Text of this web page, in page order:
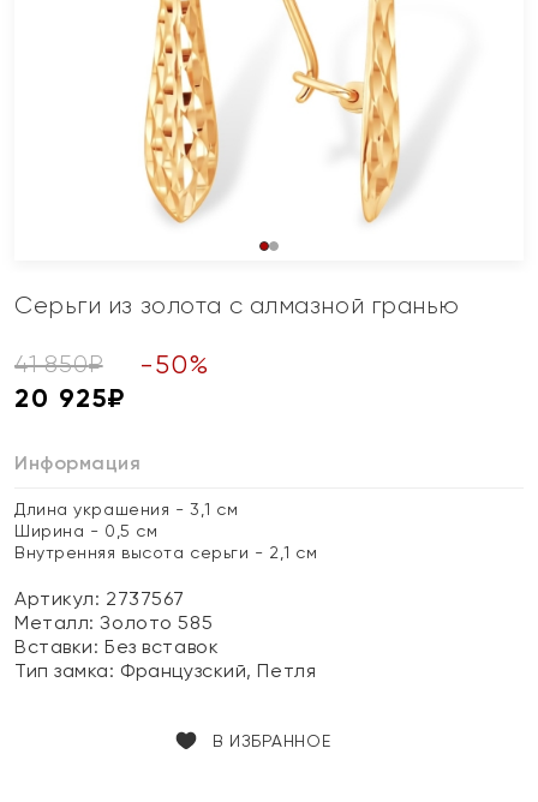
Серьги из золота с алмазной гранью
41 850₽ -50%
20 925₽
Информация
Длина украшения - 3,1 см
Ширина - 0,5 см
Внутренняя высота серьги - 2,1 см
Артикул: 2737567
Металл:Золото 585
Вставки:Без вставок
Тип замка: Французский, Петля
В ИЗБРАННОЕ